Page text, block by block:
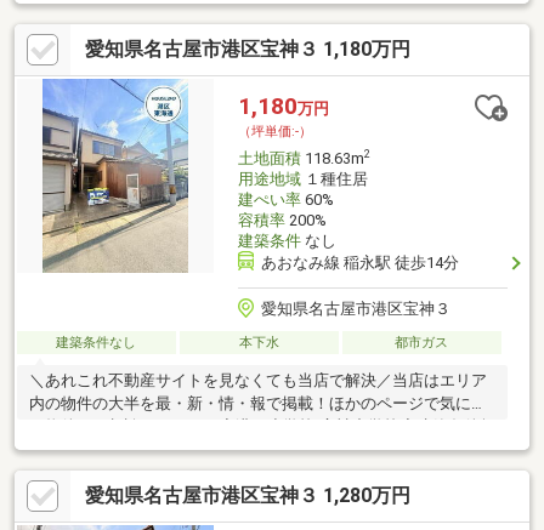
お引渡し▼周辺環境・スーパー「ナフコ不二屋宝神店」徒歩7分
(約550m)・港西小学校 徒歩9分(約670m)・V・drug宝神店 徒歩6分
(約440m)・ミニストップ名古屋宝神店 徒歩4分(約270m)■ ご希望
の住まい探しをお手伝いします ━━━━━・・・物件の詳細・ご
相談はお気軽にお問い合わせください。
愛知県名古屋市港区宝神３ 1,180万円
1,180万円
（坪単価:-）
土地面積118.63m2
用途地域１種住居
建ぺい率60%
容積率200%
建築条件なし
あおなみ線 稲永駅 徒歩14分
愛知県名古屋市港区宝神３
建築条件なし 本下水 都市ガス
＼あれこれ不動産サイトを見なくても当店で解決／当店はエリア
内の物件の大半を最・新・情・報で掲載！ほかのページで気にな
し整形地◆前面道路約6.4mの整形地◆充実した周辺環境※写真を
クリックすると、詳細をご覧いただけます。＝＝＝＝＝＝＝＝＝
＝＝＝＝＝＝＝＝＝＝＝＝＝＝＝＝土地から建てるってどうした
らいいの？どんな費用がかかるの？の疑問にすべて丁寧にお答え
愛知県名古屋市港区宝神３ 1,280万円